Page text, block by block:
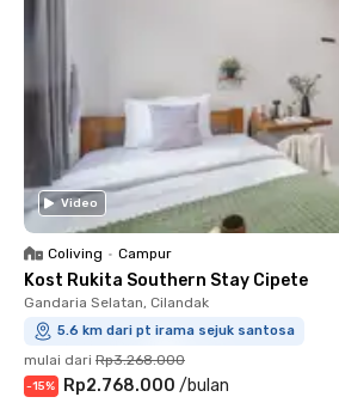
Video
Coliving • Campur
Kost Rukita Southern Stay Cipete
Gandaria Selatan, Cilandak
5.6 km dari pt irama sejuk santosa
mulai dari Rp3.268.000
-15% Rp2.768.000 /bulan